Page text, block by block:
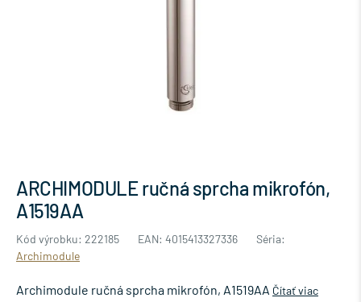
ARCHIMODULE ručná sprcha mikrofón,
A1519AA
Kód výrobku: 222185 EAN: 4015413327336
Séria:
Archimodule
Archimodule ručná sprcha mikrofón, A1519AA Čítať viac